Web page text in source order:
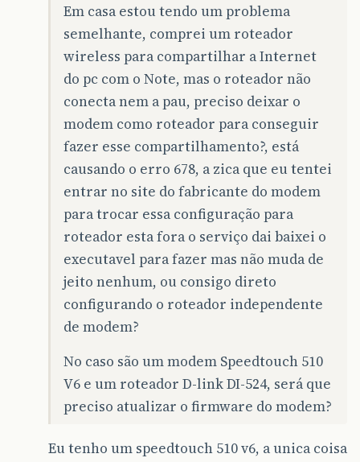
Em casa estou tendo um problema
semelhante, comprei um roteador
wireless para compartilhar a Internet
do pc com o Note, mas o roteador não
conecta nem a pau, preciso deixar o
modem como roteador para conseguir
fazer esse compartilhamento?, está
causando o erro 678, a zica que eu tentei
entrar no site do fabricante do modem
para trocar essa configuração para
roteador esta fora o serviço dai baixei o
executavel para fazer mas não muda de
jeito nenhum, ou consigo direto
configurando o roteador independente
de modem?
No caso são um modem Speedtouch 510
V6 e um roteador D-link DI-524, será que
preciso atualizar o firmware do modem?
Eu tenho um speedtouch 510 v6, a unica coisa